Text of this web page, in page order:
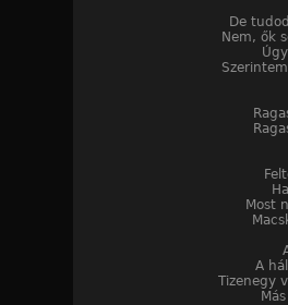
De
Nem, ők
Most
A
Tizenegy